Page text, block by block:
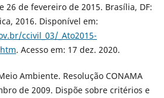
26 de fevereiro de 2015. Brasília, DF:
2016. Disponível em:
ccivil_03/_Ato2015-
. Acesso em: 17 dez. 2020.
Ambiente. Resolução CONAMA
de 2009. Dispõe sobre critérios e